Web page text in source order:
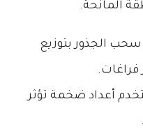
المانحة.
سحب الجذور بتوزيع
أعداد ضخمة تؤثر